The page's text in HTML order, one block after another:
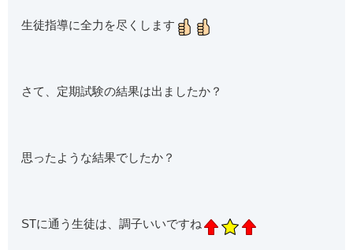
生徒指導に全力を尽くします
さて、定期試験の結果は出ましたか？
思ったような結果でしたか？
STに通う生徒は、調子いいですね